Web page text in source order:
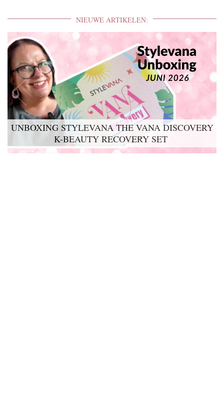
NIEUWE ARTIKELEN:
UNBOXING STYLEVANA THE VANA DISCOVERY
K-BEAUTY RECOVERY SET